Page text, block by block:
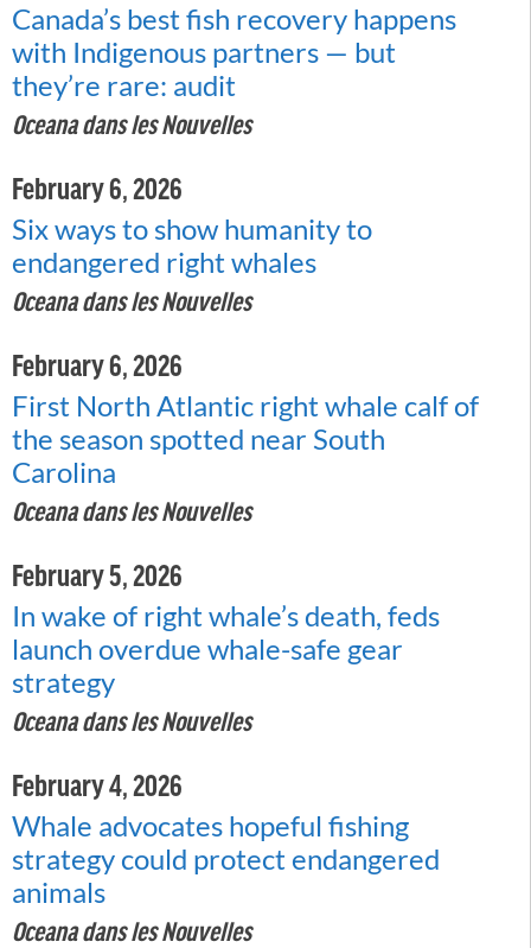
Canada’s best fish recovery happens
with Indigenous partners — but
they’re rare: audit
Oceana dans les Nouvelles
February 6, 2026
Six ways to show humanity to
endangered right whales
Oceana dans les Nouvelles
February 6, 2026
First North Atlantic right whale calf of
the season spotted near South
Carolina
Oceana dans les Nouvelles
February 5, 2026
In wake of right whale’s death, feds
launch overdue whale-safe gear
strategy
Oceana dans les Nouvelles
February 4, 2026
Whale advocates hopeful fishing
strategy could protect endangered
animals
Oceana dans les Nouvelles